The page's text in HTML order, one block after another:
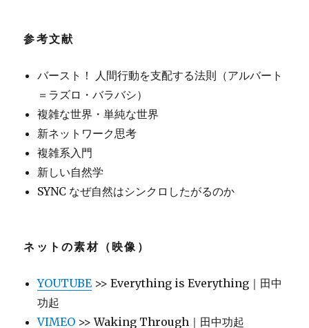
参考文献
バースト！ 人間行動を支配する法則（アルバート
＝ラズロ・バラバシ）
複雑な世界・単純な世界
新ネットワーク思考
複雑系入門
新しい自然学
SYNC なぜ自然はシンクロしたがるのか
ネットの素材（映像）
YOUTUBE >> Everything is Everything｜田中
功起
VIMEO >> Waking Through｜田中功起